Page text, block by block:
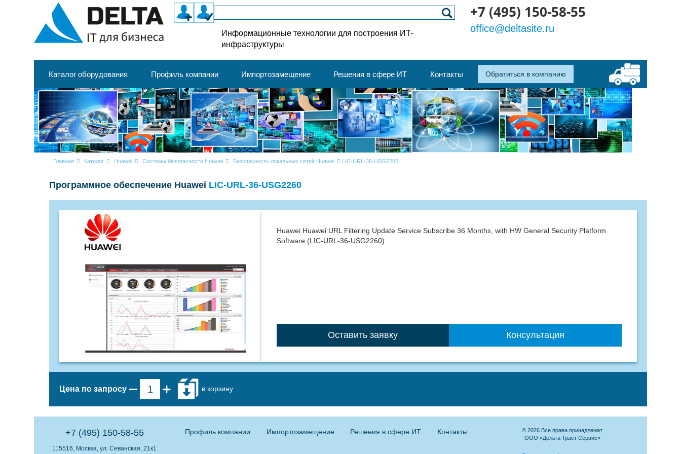
Информационные технологии для построения ИТ-
инфраструктуры
+7 (495) 150-58-55
office@deltasite.ru
Каталог оборудования Профиль компании Импортозамещение Решения в сфере ИТ Контакты Обратиться в компанию
Главная Каталог Huawei Системы безопасности Huawei Безопасность локальных сетей Huawei LIC-URL-36-USG2260
Программное обеспечение Huawei LIC-URL-36-USG2260
Huawei Huawei URL Filtering Update Service Subscribe 36 Months, with HW General Security Platform
Software (LIC-URL-36-USG2260)
Оставить заявку Консультация
Цена по запросу в корзину
+7 (495) 150-58-55
115516, Москва, ул. Севанская, 21к1
Профиль компании Импортозамещение Решения в сфере ИТ Контакты
© 2026 Все права принадлежат
ООО «Дельта Траст Сервис»